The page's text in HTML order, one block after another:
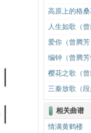
高原上的格
人生如歌（曾
爱你（曾腾
编钟（曾腾芳
樱花之歌（曾
三秦放歌（段
相关曲谱
情满黄鹤楼